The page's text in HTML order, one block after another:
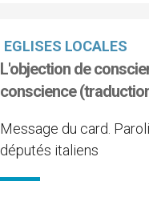
EGLISES LOCALES
L'objection de
conscience
Message du card.
députés italiens